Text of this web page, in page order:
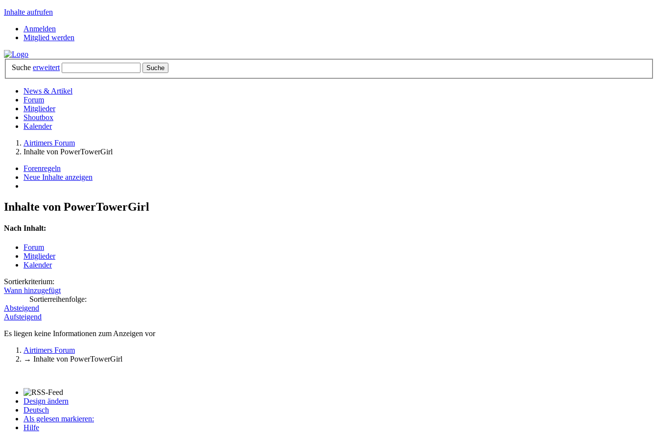
Inhalte aufrufen
Anmelden
Mitglied werden
Suche erweitert
News & Artikel
Forum
Mitglieder
Shoutbox
Kalender
Airtimers Forum
Inhalte von PowerTowerGirl
Forenregeln
Neue Inhalte anzeigen
Inhalte von PowerTowerGirl
Nach Inhalt:
Forum
Mitglieder
Kalender
Sortierkriterium:
Wann hinzugefügt
Sortierreihenfolge:
Absteigend
Aufsteigend
Es liegen keine Informationen zum Anzeigen vor
Airtimers Forum
→ Inhalte von PowerTowerGirl
Design ändern
Deutsch
Als gelesen markieren:
Hilfe